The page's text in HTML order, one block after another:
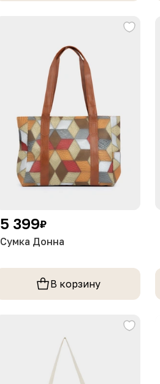
5 399₽
Сумка Донна
В корзину